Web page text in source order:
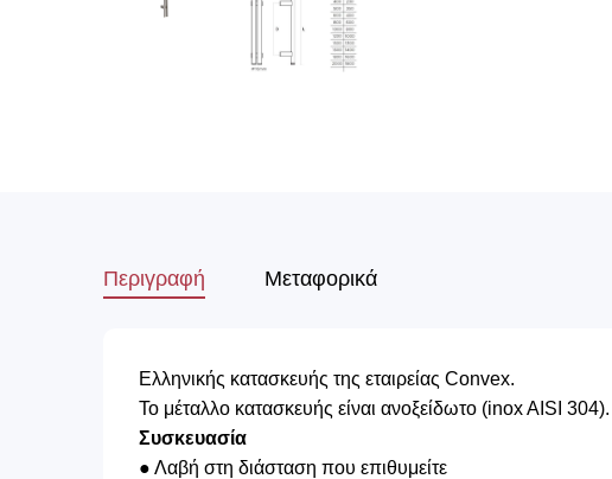
Περιγραφή Μεταφορικά
Ελληνικής κατασκευής της εταιρείας Convex.
Το μέταλλο κατασκευής είναι ανοξείδωτο (inox AISI 304).
Συσκευασία
● Λαβή στη διάσταση που επιθυμείτε